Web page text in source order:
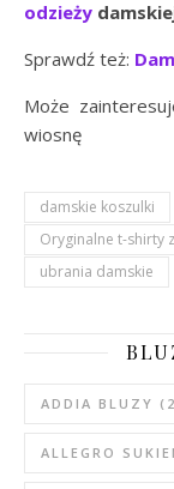
odzieży
Sprawdź też:
Może
wiosnę
damskie koszulki
Oryginalne t-shirty
ubrania damskie
ADDIA BLUZY
ALLEGRO